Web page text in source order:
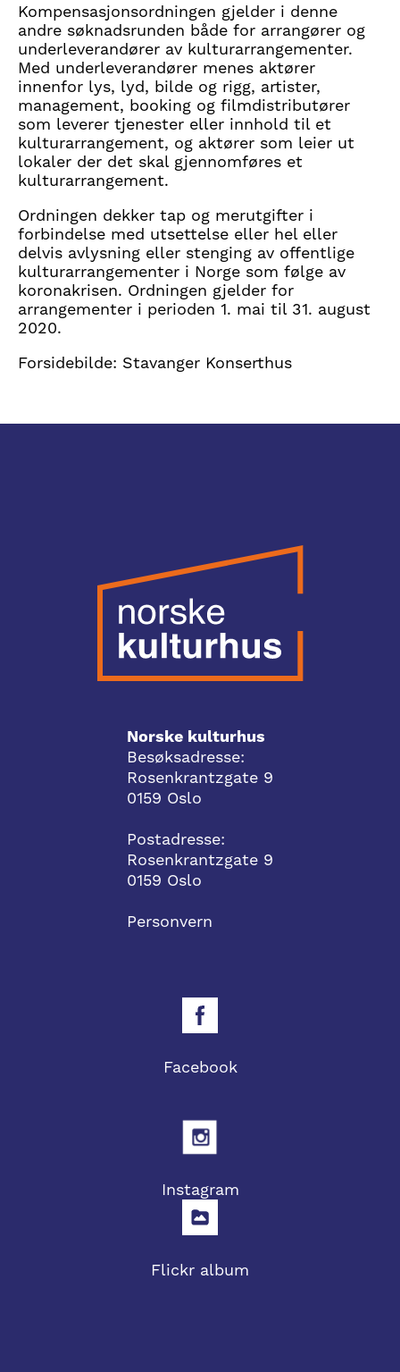
Kompensasjonsordningen gjelder i denne
andre søknadsrunden både for arrangører og
underleverandører av kulturarrangementer.
Med underleverandører menes aktører
innenfor lys, lyd, bilde og rigg, artister,
management, booking og filmdistributører
som leverer tjenester eller innhold til et
kulturarrangement, og aktører som leier ut
lokaler der det skal gjennomføres et
kulturarrangement.
Ordningen dekker tap og merutgifter i
forbindelse med utsettelse eller hel eller
delvis avlysning eller stenging av offentlige
kulturarrangementer i Norge som følge av
koronakrisen. Ordningen gjelder for
arrangementer i perioden 1. mai til 31. august
2020.
Forsidebilde: Stavanger Konserthus
Norske kulturhus
Besøksadresse:
Rosenkrantzgate 9
0159 Oslo
Postadresse:
Rosenkrantzgate 9
0159 Oslo
Personvern
Facebook
Instagram
Flickr album